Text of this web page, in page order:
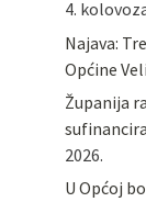
4.
Najava:
Općine
Županija
2026.
U Općoj